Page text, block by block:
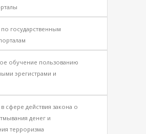
государственным
обучение пользованию
эрегистрами и
сфере действия закона о
денег и
терроризма